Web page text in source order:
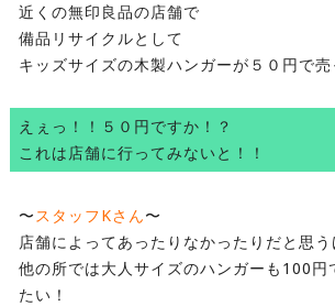
近くの無印良品の店舗で
備品リサイクルとして
キッズサイズの木製ハンガーが５０円で
えぇっ！！５０円ですか！？
これは店舗に行ってみないと！！
〜 スタッフKさん〜
店舗によってあったりなかったりだと思う
他の所では大人サイズのハンガーも100円
たい！